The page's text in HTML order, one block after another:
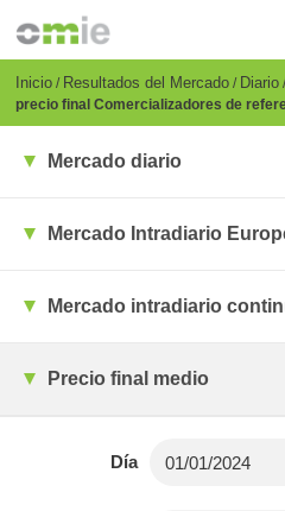
principal
Breadcrumb
Inicio Resultados del Mercado Diario
precio final Comercializadores de
Mercado diario
Mercado Intradiario
Mercado intradiario
Precio final medio
Día